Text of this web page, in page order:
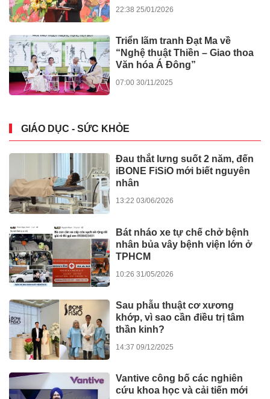
Awards 2026
Atera Central – Lời giải cho
chuẩn sống của cộng đồng
chuyên gia quốc tế
Atera Central: Đón đầu chu kỳ
bất động sản đô thị công
nghiệp, kích hoạt dòng tiền bền
vững
09:00 15/04/2026
The Grand Harbor: Hiện thực
lời” giữa trung tâm Hải Phòng
08:00 15/04/2026
KINH TẾ THỊ TRƯỜNG
HDBank chốt quyền chia gần
30% cổ tức và cổ phiếu thưởng
vào ngày cả nước khởi công -
Diễn đàn Kinh tế mùa thu năm